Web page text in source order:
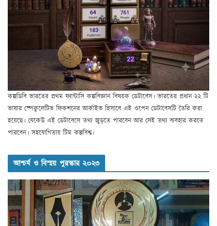
কল্পডিবি ভারতের প্রথম ফ্যান্টাসি কল্পবিজ্ঞান বিষয়ক ডেটাবেস। ভারতের প্রধান ২২ টি
ভাষার স্পেকুলেটিভ ফিকশনের আর্কাইভ হিসাবে এই ওপেন ডেটাবেসটি তৈরি করা
হয়েছে। যেকেউ এই ডেটাবেসে তথ্য জুড়তে পারবেন আর সেই তথ্য ব্যবহার করতে
পারবেন। সহযোগিতায় টিম কল্পবিশ্ব।
আশ্চর্য ও বিস্ময় পুরস্কার ২০২৩